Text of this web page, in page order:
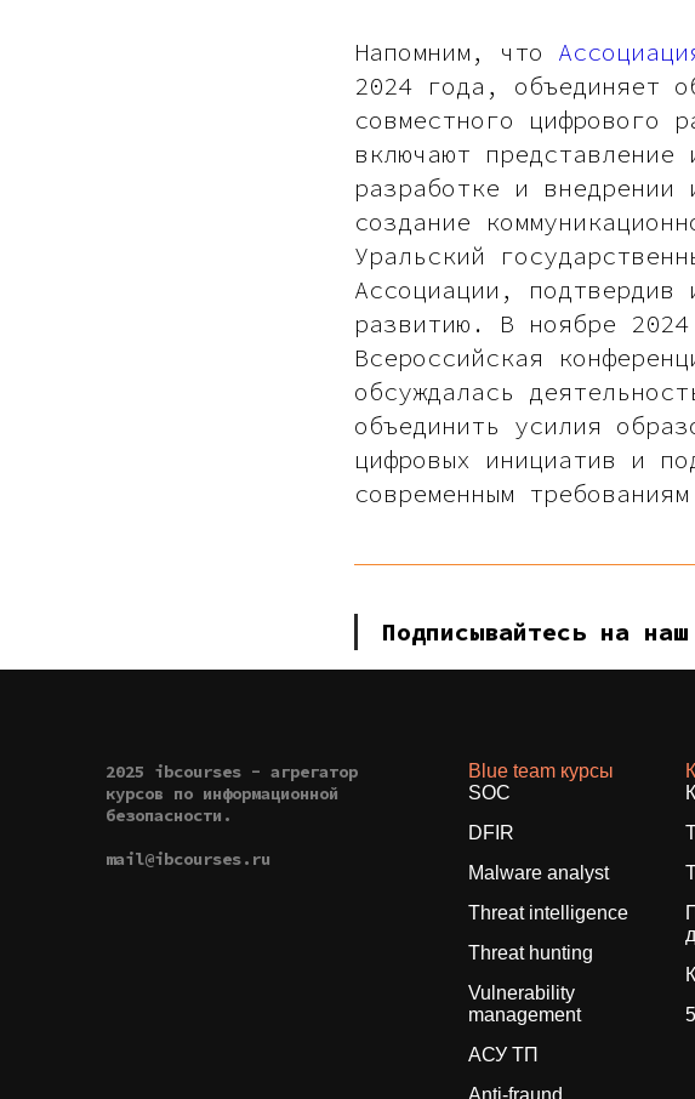
Напомним, что
2024 года, объединяет
совместного цифрового
включают
разработке и внедрении
создание
Уральский
Ассоциации, подтвердив
развитию. В ноябре
Всероссийская
обсуждалась
объединить усилия
цифровых инициатив и
современным
Подписывайтесь на
2025 ibcourses - агрегатор
курсов по информационной
безопасности.
mail@ibcourses.ru
Blue team курсы
SOC
DFIR
Malware analyst
Threat intelligence
Threat hunting
Vulnerability
management
АСУ ТП
Anti-fraund